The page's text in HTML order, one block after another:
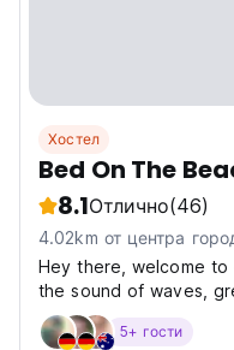
Хостел
Bed On The
8.1Отлично(46)
4.02km от центра
Hey there, welcome to
the sound of waves,
views from a hilltop
right? Our5+ гости